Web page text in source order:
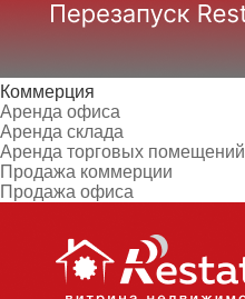
Коммерция
Аренда офиса
Аренда склада
Аренда торговых помещений
Продажа коммерции
Продажа офиса